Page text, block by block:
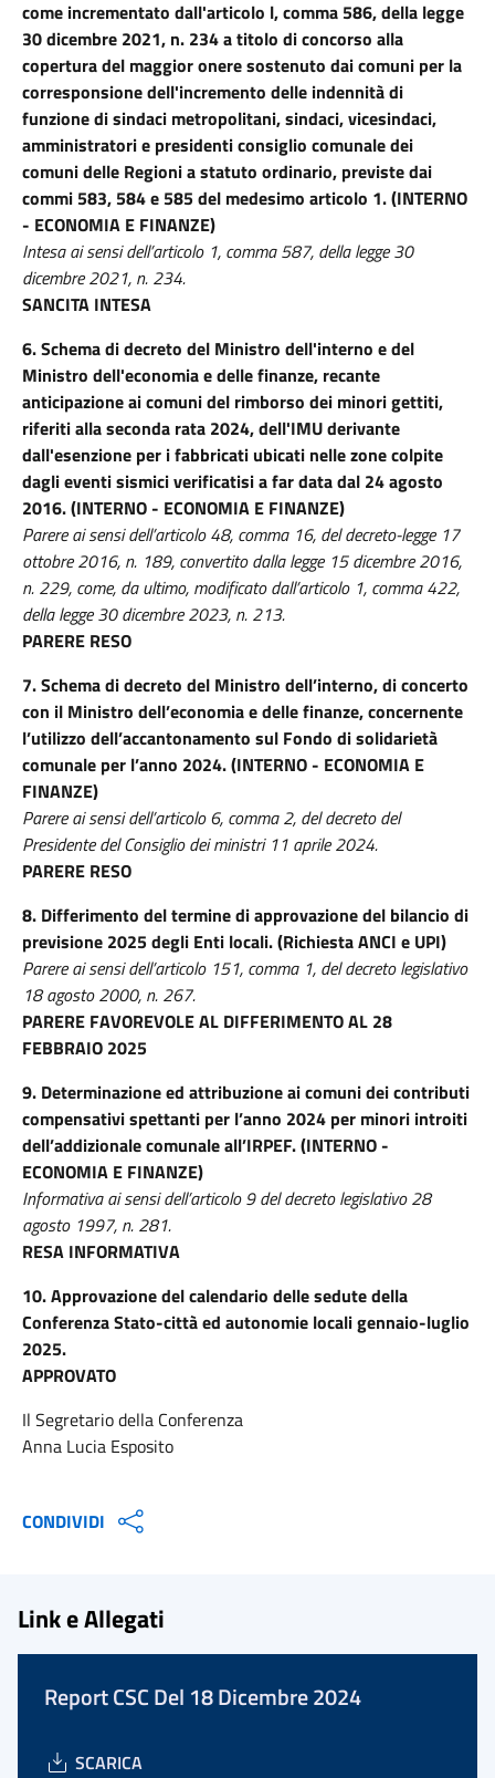
come incrementato dall'articolo l, comma 586, della legge
30 dicembre 2021, n. 234 a titolo di concorso alla
copertura del maggior onere sostenuto dai comuni per la
corresponsione dell'incremento delle indennità di
funzione di sindaci metropolitani, sindaci, vicesindaci,
amministratori e presidenti consiglio comunale dei
comuni delle Regioni a statuto ordinario, previste dai
commi 583, 584 e 585 del medesimo articolo 1. (INTERNO
- ECONOMIA E FINANZE)
Intesa ai sensi dell’articolo 1, comma 587, della legge 30
dicembre 2021, n. 234.
SANCITA INTESA
6.Schema di decreto del Ministro dell'interno e del
Ministro dell'economia e delle finanze, recante
anticipazione ai comuni del rimborso dei minori gettiti,
riferiti alla seconda rata 2024, dell'IMU derivante
dall'esenzione per i fabbricati ubicati nelle zone colpite
dagli eventi sismici verificatisi a far data dal 24 agosto
2016. (INTERNO - ECONOMIA E FINANZE)
Parere ai sensi dell’articolo 48, comma 16, del decreto-legge 17
ottobre 2016, n. 189, convertito dalla legge 15 dicembre 2016,
n. 229, come, da ultimo, modificato dall’articolo 1, comma 422,
della legge 30 dicembre 2023, n. 213.
PARERE RESO
7.Schema di decreto del Ministro dell’interno, di concerto
con il Ministro dell’economia e delle finanze, concernente
l’utilizzo dell’accantonamento sul Fondo di solidarietà
comunale per l’anno 2024. (INTERNO - ECONOMIA E
FINANZE)
Parere ai sensi dell’articolo 6, comma 2, del decreto del
Presidente del Consiglio dei ministri 11 aprile 2024.
PARERE RESO
8. Differimento del termine di approvazione del bilancio di
previsione 2025 degli Enti locali. (Richiesta ANCI e UPI)
Parere ai sensi dell’articolo 151, comma 1, del decreto legislativo
18 agosto 2000, n. 267.
PARERE FAVOREVOLE AL DIFFERIMENTO AL 28
FEBBRAIO 2025
9. Determinazione ed attribuzione ai comuni dei contributi
compensativi spettanti per l’anno 2024 per minori introiti
dell’addizionale comunale all’IRPEF. (INTERNO -
ECONOMIA E FINANZE)
Informativa ai sensi dell’articolo 9 del decreto legislativo 28
agosto 1997, n. 281.
RESA INFORMATIVA
10.Approvazione del calendario delle sedute della
Conferenza Stato-città ed autonomie locali gennaio-luglio
2025.
APPROVATO
Il Segretario della Conferenza
Anna Lucia Esposito
CONDIVIDI
Link e Allegati
Report CSC Del 18 Dicembre 2024
SCARICA